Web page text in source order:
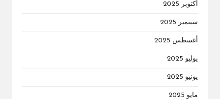
أكتوبر 2025
سبتمبر 2025
أغسطس 2025
يوليو 2025
يونيو 2025
مايو 2025